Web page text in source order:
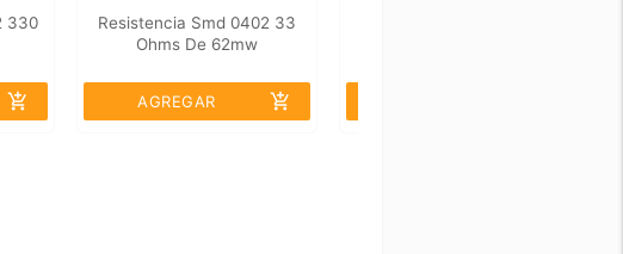
330
add_shopping_cart
Resistencia Smd 0402 33
Ohms De 62mw
AGREGAR add_shopping_cart